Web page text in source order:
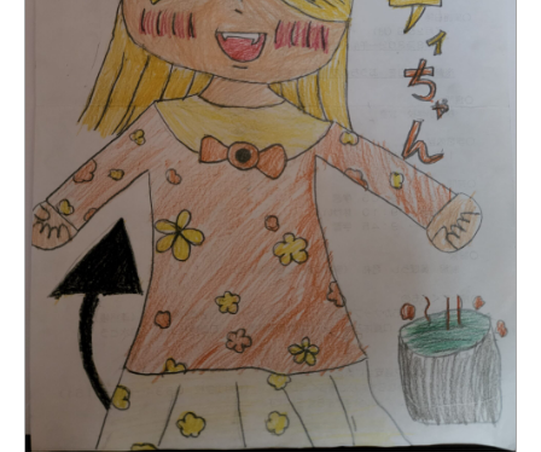
読みたい本が
見つかる
本を飛び出して
みんなとおしゃべり
できる掲示板